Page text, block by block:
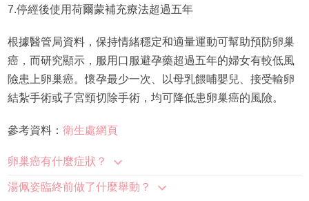
7.停經後使用荷爾蒙補充療法超過五年
根據醫管局資料，保持情緒穩定和適量運動可幫助預防卵巢
癌，而研究顯示，服用口服避孕藥超過五年的婦女有較低風
險患上卵巢癌。懷孕最少一次、以母乳餵哺嬰兒、接受輸卵
結紮手術或子宮頸切除手術，均可降低患卵巢癌的風險。
參考資料： 衛生處網頁
卵巢癌有什麼症狀？
湯佩姿臨終前做了什麼舉動？